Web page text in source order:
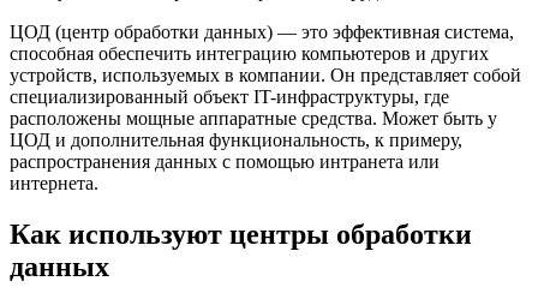
ЦОД (центр обработки данных) — это эффективная система,
способная обеспечить интеграцию компьютеров и других
устройств, используемых в компании. Он представляет собой
специализированный объект IT-инфраструктуры, где
расположены мощные аппаратные средства. Может быть у
ЦОД и дополнительная функциональность, к примеру,
распространения данных с помощью интранета или
интернета.
Как используют центры обработки
данных